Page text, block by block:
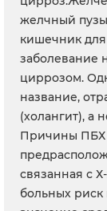
желчный
кишечник
заболевание
циррозом.
название,
(холангит), а
Причины ПБХ
связанная с
больных